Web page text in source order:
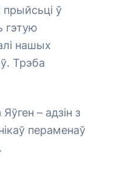
ў
гэтую
нашых
Трэба
– адзін з
пераменаў